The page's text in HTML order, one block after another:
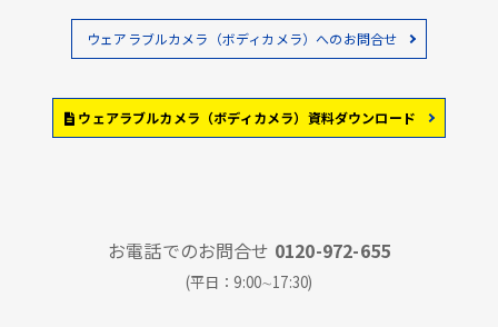
ウェアラブルカメラ（ボディカメラ）へのお問合せ
ウェアラブルカメラ（ボディカメラ）資料ダウンロード
お電話でのお問合せ 0120-972-655
(平日：9:00∼17:30)